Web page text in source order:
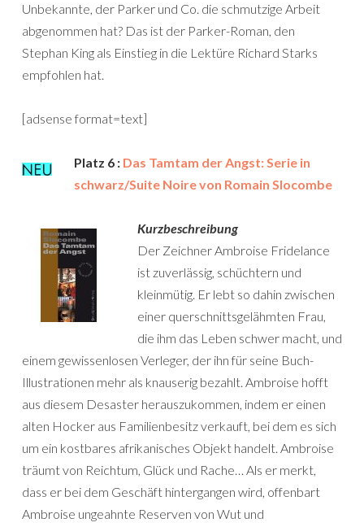
Unbekannte, der Parker und Co. die schmutzige Arbeit
abgenommen hat? Das ist der Parker-Roman, den
Stephan King als Einstieg in die Lektüre Richard Starks
empfohlen hat.
[adsense format=text]
Platz 6 : Das Tamtam der Angst: Serie in
schwarz/Suite Noire von Romain Slocombe
Kurzbeschreibung
Der Zeichner Ambroise Fridelance
ist zuverlässig, schüchtern und
kleinmütig. Er lebt so dahin zwischen
einer querschnittsgelähmten Frau,
die ihm das Leben schwer macht, und
einem gewissenlosen Verleger, der ihn für seine Buch-
Illustrationen mehr als knauserig bezahlt. Ambroise hofft
aus diesem Desaster herauszukommen, indem er einen
alten Hocker aus Familienbesitz verkauft, bei dem es sich
um ein kostbares afrikanisches Objekt handelt. Ambroise
träumt von Reichtum, Glück und Rache… Als er merkt,
dass er bei dem Geschäft hintergangen wird, offenbart
Ambroise ungeahnte Reserven von Wut und